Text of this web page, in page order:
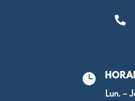


Lun. –